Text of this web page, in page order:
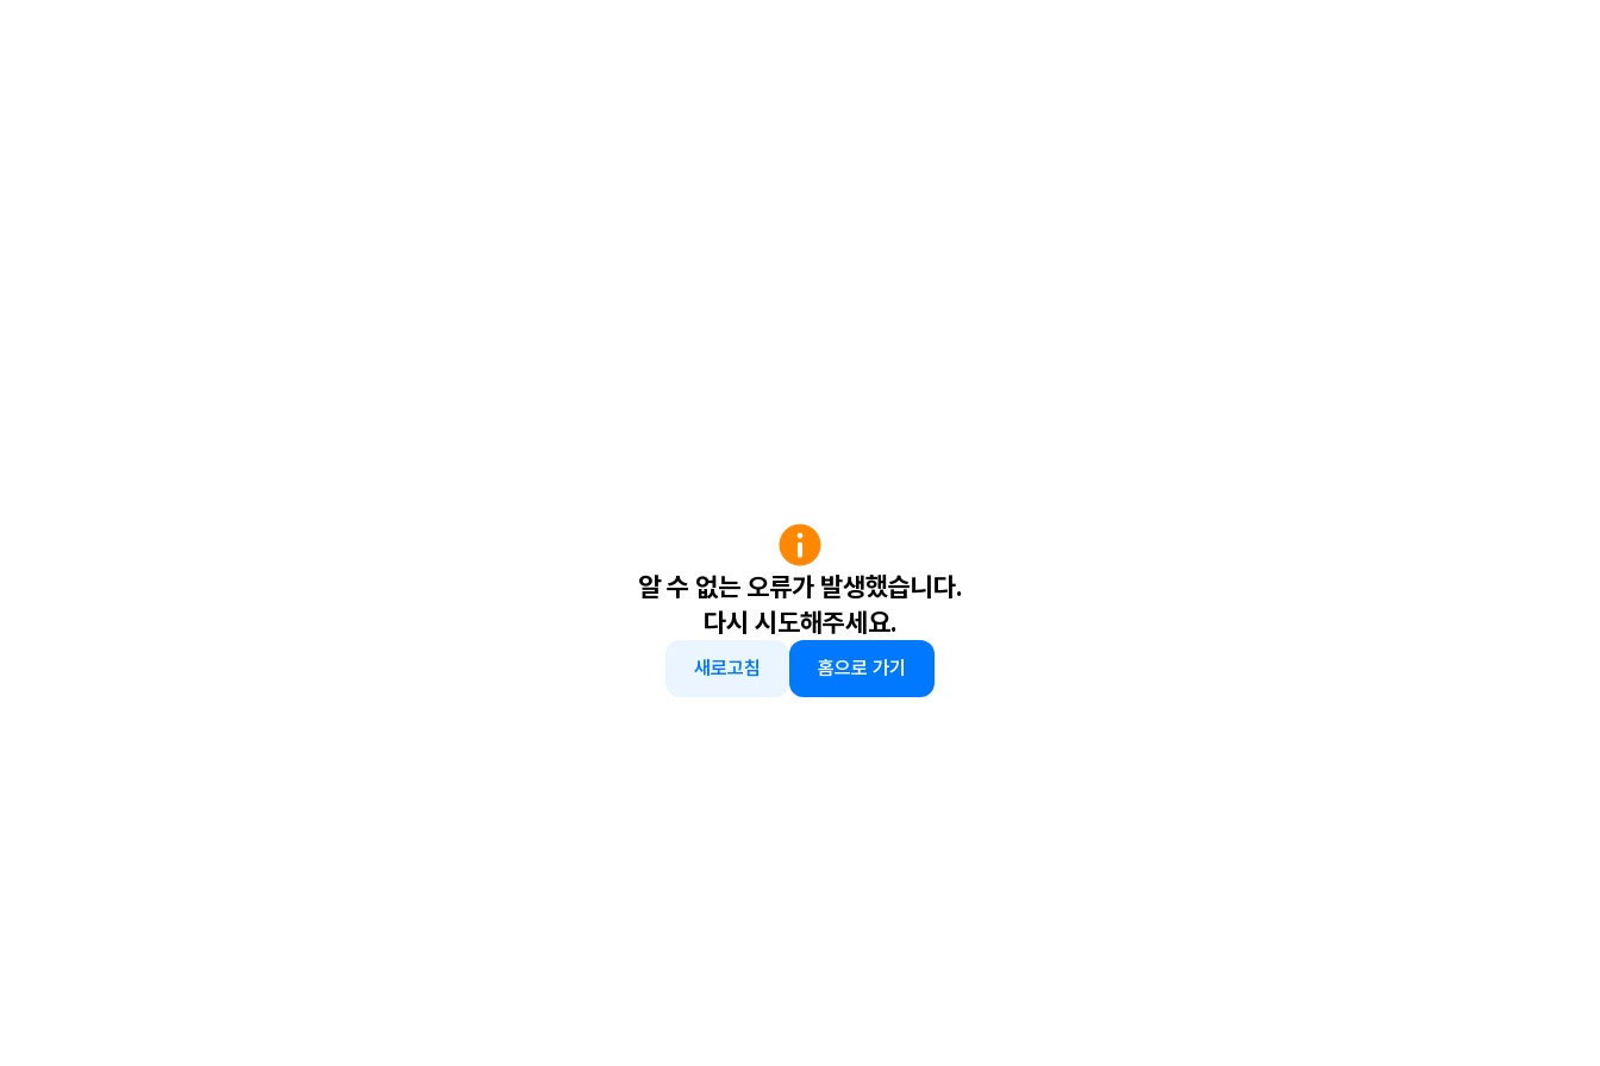
알 수 없는 오류가 발생했습니다.
다시 시도해주세요.
새로고침 홈으로 가기